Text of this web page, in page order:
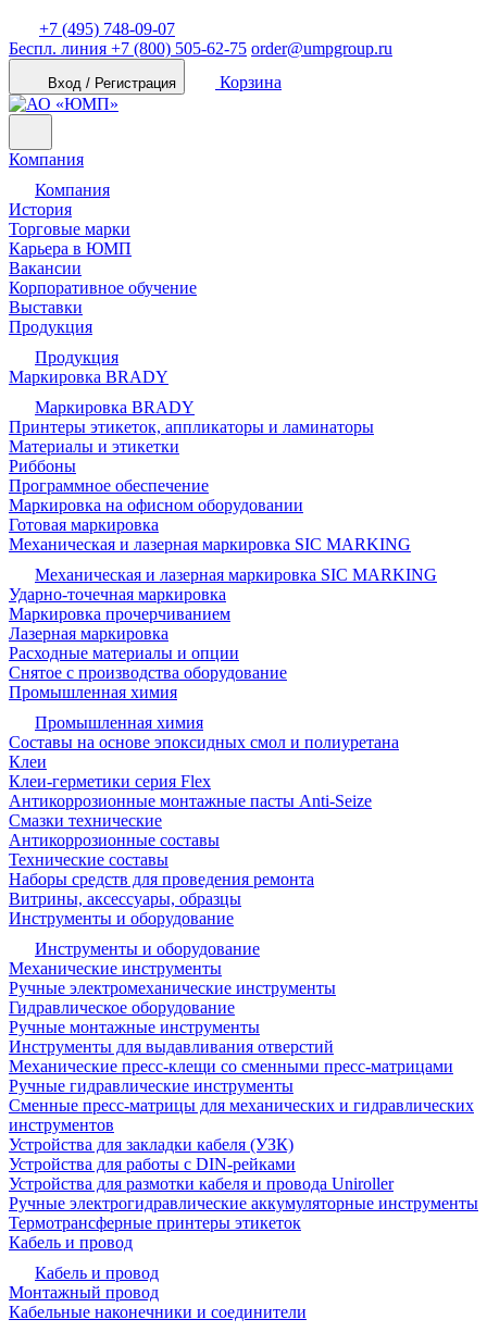
+7 (495) 748-09-07
Беспл. линия +7 (800) 505-62-75 order@umpgroup.ru
Вход / Регистрация Корзина
Компания
Компания
История
Торговые марки
Карьера в ЮМП
Вакансии
Корпоративное обучение
Выставки
Продукция
Продукция
Маркировка BRADY
Маркировка BRADY
Принтеры этикеток, аппликаторы и ламинаторы
Материалы и этикетки
Риббоны
Программное обеспечение
Маркировка на офисном оборудовании
Готовая маркировка
Механическая и лазерная маркировка SIC MARKING
Механическая и лазерная маркировка SIC MARKING
Ударно-точечная маркировка
Маркировка прочерчиванием
Лазерная маркировка
Расходные материалы и опции
Снятое с производства оборудование
Промышленная химия
Промышленная химия
Составы на основе эпоксидных смол и полиуретана
Клеи
Клеи-герметики серия Flex
Антикоррозионные монтажные пасты Anti-Seize
Смазки технические
Антикоррозионные составы
Технические составы
Наборы средств для проведения ремонта
Витрины, аксессуары, образцы
Инструменты и оборудование
Инструменты и оборудование
Механические инструменты
Ручные электромеханические инструменты
Гидравлическое оборудование
Ручные монтажные инструменты
Инструменты для выдавливания отверстий
Механические пресс-клещи со сменными пресс-матрицами
Ручные гидравлические инструменты
Сменные пресс-матрицы для механических и гидравлических
инструментов
Устройства для закладки кабеля (УЗК)
Устройства для работы с DIN-рейками
Устройства для размотки кабеля и провода Uniroller
Ручные электрогидравлические аккумуляторные инструменты
Термотрансферные принтеры этикеток
Кабель и провод
Кабель и провод
Монтажный провод
Кабельные наконечники и соединители